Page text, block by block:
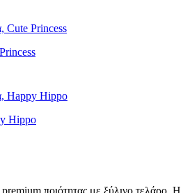
Hippo
ποιότητας με ξύλινο τελάρο. Η